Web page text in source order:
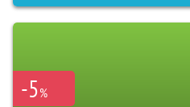
-5%